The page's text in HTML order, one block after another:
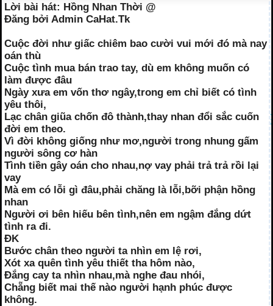
Lời bài hát: Hồng Nhan Thời @
Đăng bởi Admin CaHat.Tk
Cuộc đời như giấc chiêm bao cười vui mới đó mà nay
oán thù
Cuộc tình mua bán trao tay, dù em không muốn có
làm được đâu
Ngày xưa em vốn thơ ngây,trong em chỉ biết có tình
yêu thôi,
Lạc chân giũa chốn đô thành,thay nhan đổi sắc cuốn
đời em theo.
Vì đời không giống như mơ,người trong nhung gấm
người sông cơ hàn
Tình tiền gây oán cho nhau,nợ vay phải trả trả rồi lại
vay
Mà em có lỗi gì đâu,phải chăng là lỗi,bỡi phận hồng
nhan
Người ơi bên hiếu bên tình,nên em ngậm đắng dứt
tình ra đi.
ĐK
Bước chân theo người ta nhìn em lệ rơi,
Xót xa quên tình yêu thiết tha hôm nào,
Đắng cay ta nhìn nhau,mà nghe đau nhói,
Chẵng biết mai thế nào người hạnh phúc được
không.